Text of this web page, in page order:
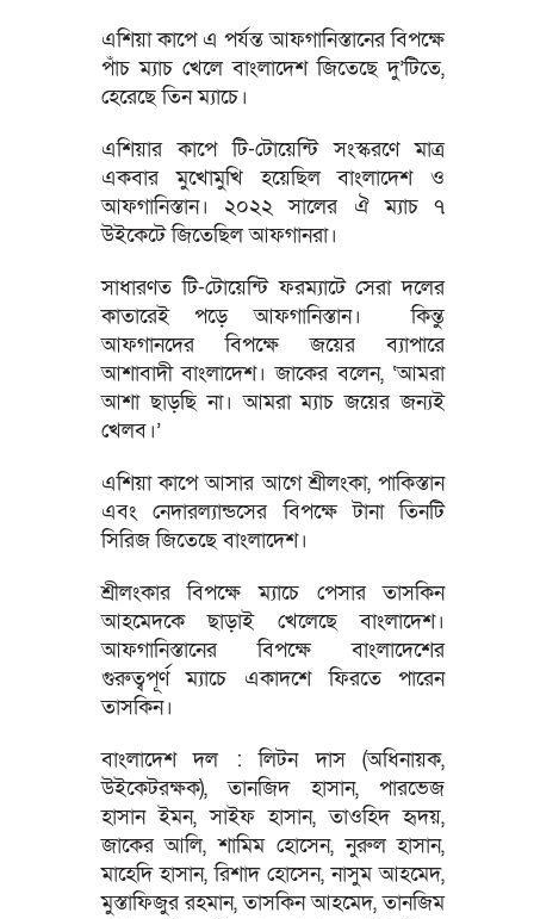
এশিয়া কাপে এ পর্যন্ত আফগানিস্তানের বিপক্ষে
পাঁচ ম্যাচ খেলে বাংলাদেশ জিতেছে দু’টিতে,
হেরেছে তিন ম্যাচে।
এশিয়ার কাপে টি-টোয়েন্টি সংস্করণে মাত্র
একবার মুখোমুখি হয়েছিল বাংলাদেশ ও
আফগানিস্তান। ২০২২ সালের ঐ ম্যাচ ৭
উইকেটে জিতেছিল আফগানরা।
সাধারণত টি-টোয়েন্টি ফরম্যাটে সেরা দলের
কাতারেই পড়ে আফগানিস্তান। কিন্তু
আফগানদের বিপক্ষে জয়ের ব্যাপারে
আশাবাদী বাংলাদেশ। জাকের বলেন, ‘আমরা
আশা ছাড়ছি না। আমরা ম্যাচ জয়ের জন্যই
খেলব।’
এশিয়া কাপে আসার আগে শ্রীলংকা, পাকিস্তান
এবং নেদারল্যান্ডসের বিপক্ষে টানা তিনটি
সিরিজ জিতেছে বাংলাদেশ।
শ্রীলংকার বিপক্ষে ম্যাচে পেসার তাসকিন
আহমেদকে ছাড়াই খেলেছে বাংলাদেশ।
আফগানিস্তানের বিপক্ষে বাংলাদেশের
গুরুত্বপূর্ণ ম্যাচে একাদশে ফিরতে পারেন
তাসকিন।
বাংলাদেশ দল : লিটন দাস (অধিনায়ক,
উইকেটরক্ষক), তানজিদ হাসান, পারভেজ
হাসান ইমন, সাইফ হাসান, তাওহিদ হৃদয়,
জাকের আলি, শামিম হোসেন, নুরুল হাসান,
মাহেদি হাসান, রিশাদ হোসেন, নাসুম আহমেদ,
মুস্তাফিজুর রহমান, তাসকিন আহমেদ, তানজিম